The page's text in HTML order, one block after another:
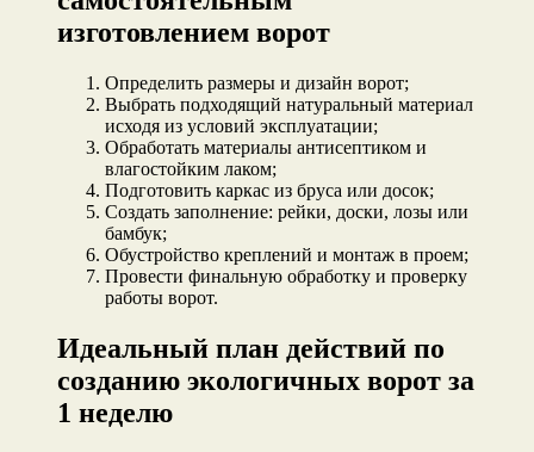
изготовлением ворот
Определить размеры и дизайн ворот;
Выбрать подходящий натуральный материал
исходя из условий эксплуатации;
Обработать материалы антисептиком и
влагостойким лаком;
Подготовить каркас из бруса или досок;
Создать заполнение: рейки, доски, лозы или
бамбук;
Обустройство креплений и монтаж в проем;
Провести финальную обработку и проверку
работы ворот.
Идеальный план действий по
созданию экологичных ворот за
1 неделю